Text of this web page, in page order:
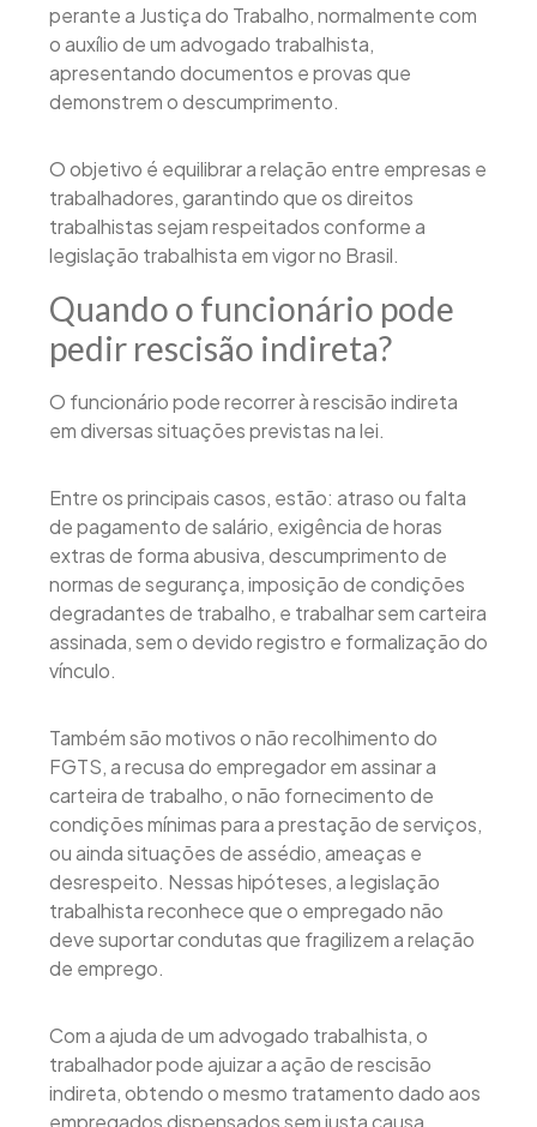
perante a Justiça do Trabalho, normalmente com
o auxílio de um advogado trabalhista,
apresentando documentos e provas que
demonstrem o descumprimento.
O objetivo é equilibrar a relação entre empresas e
trabalhadores, garantindo que os direitos
trabalhistas sejam respeitados conforme a
legislação trabalhista em vigor no Brasil.
Quando o funcionário pode
pedir rescisão indireta?
O funcionário pode recorrer à rescisão indireta
em diversas situações previstas na lei.
Entre os principais casos, estão: atraso ou falta
de pagamento de salário, exigência de horas
extras de forma abusiva, descumprimento de
normas de segurança, imposição de condições
degradantes de trabalho, e trabalhar sem carteira
assinada, sem o devido registro e formalização do
vínculo.
Também são motivos o não recolhimento do
FGTS, a recusa do empregador em assinar a
carteira de trabalho, o não fornecimento de
condições mínimas para a prestação de serviços,
ou ainda situações de assédio, ameaças e
desrespeito. Nessas hipóteses, a legislação
trabalhista reconhece que o empregado não
deve suportar condutas que fragilizem a relação
de emprego.
Com a ajuda de um advogado trabalhista, o
trabalhador pode ajuizar a ação de rescisão
indireta, obtendo o mesmo tratamento dado aos
empregados dispensados sem justa causa.